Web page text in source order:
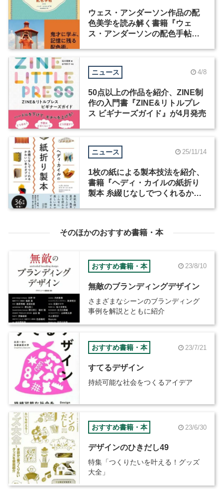
ウェス・アンダーソン作品の配
色美学を読み解く書籍『ウェ
ス・アンダーソンの配色手帖』
ニュース 4/8
50点以上の作品を紹介、ZINE制
作の入門書『ZINE&リトルプレ
ス ビギナーズガイド』が4月発売
ニュース 25/11/14
1枚の紙による製本技法を紹介、
書籍『ヘディ・カイルの紙折り
製本 糸綴じなしでつくれるかわ
そのほかのおすすめ書籍・本
おすすめ書籍・本 23/8/10
無敵のブランディングデザイン
さまざまなシーンのブランディング
事例を解説とともに紹介
おすすめ書籍・本 23/7/21
すてるデザイン
持続可能な社会をつくるアイデア
おすすめ書籍・本 23/6/30
デザインのひきだし49
特集「つくりたいを叶える！グッズ
大全」